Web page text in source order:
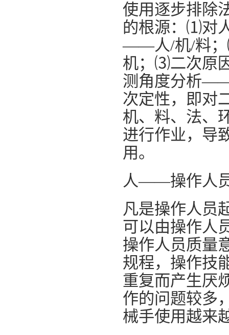
使用逐步排除
的根源：⑴对
——人/机/料；
机；⑶二次原
测角度分析
次定性，即对
机、料、法、
进行作业，导
用。
人——操作人
凡是操作人员
可以由操作人
操作人员质量
规程，操作技
重复而产生厌
作的问题较多
械手使用越来